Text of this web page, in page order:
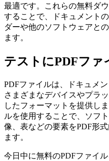
最適です。これらの無料ダ
することで、ドキュメント
ダーや他のソフトウェアと
ます。
テストにPDFファ
PDFファイルは、ドキュメ
さまざまなデバイスやプラ
したフォーマットを提供し
ルを使用することで、ソフ
像、表などの要素をPDF形
ます。
今日中に無料のPDFファイ